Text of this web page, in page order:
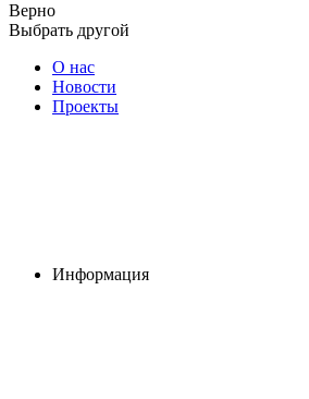
Верно
Выбрать другой
О нас
Новости
Проекты
Информация